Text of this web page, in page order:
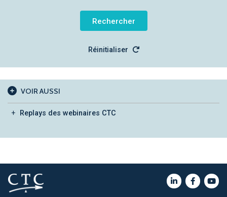
Réinitialiser
VOIR AUSSI
Replays des webinaires CTC